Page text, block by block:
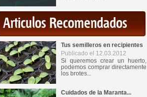
Articulos Recomendados
Tus semilleros en recipientes
Publicado el 12.03.2012
Si queremos crear un huerto,
podemos comprar directamente
los brotes...
Cuidados de la Maranta...